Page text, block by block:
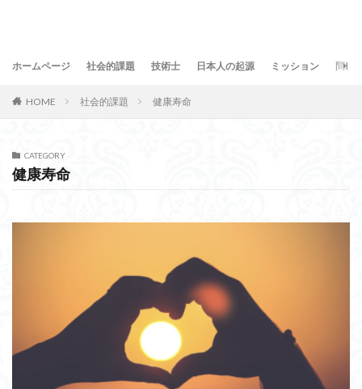
ホームページ 社会的課題 技術士 日本人の起源 ミッション 問合
HOME 社会的課題 健康寿命
CATEGORY
健康寿命